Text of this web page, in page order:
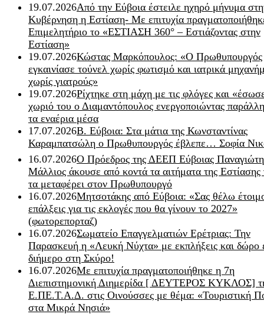
19.07.2026Από την Εύβοια έστειλε ηχηρό μήνυμα
Κυβέρνηση η Εστίαση- Με επιτυχία
Επιμελητήριο το «ΕΣΤΙΑΣΗ 360° – Εστιάζοντας στην
Εστίαση»
19.07.2026Κώστας Μαρκόπουλος: «Ο Πρωθυπουργός
εγκαινίασε τούνελ χωρίς φωτισμό και ιατρικά
χωρίς γιατρούς»
19.07.2026Ρίχτηκε στη μάχη με τις φλόγες και
χωριό του ο Διαμαντόπουλος ενεργοποιώντας
τα εναέρια μέσα
17.07.2026Β. Εύβοια: Στα μάτια της Κωνσταντίνας
Καραμπατσώλη ο Πρωθυπουργός έβλεπε… Σοφία
16.07.2026Ο Πρόεδρος της ΔΕΕΠ Εύβοιας
Μάλλιος άκουσε από κοντά τα αιτήματα της Εστίασης
τα μεταφέρει στον Πρωθυπουργό
16.07.2026Μητσοτάκης από Εύβοια: «Σας θέλω
επάλξεις για τις εκλογές που θα γίνουν το 2027»
(φωτορεπορταζ)
16.07.2026Σωματείο Επαγγελματιών Ερέτριας: Την
Παρασκευή η «Λευκή Νύχτα» με εκπλήξεις και δώρο
διήμερο στη Σκύρο!
16.07.2026Με επιτυχία πραγματοποιήθηκε η 7η
Διεπιστημονική Διημερίδα [ ΔEYΤΕΡΟΣ ΚΥΚΛΟΣ]
Ε.ΠΕ.Τ.Α.Δ. στις Οινούσσες με θέμα: «Τουριστική
στα Μικρά Νησιά»